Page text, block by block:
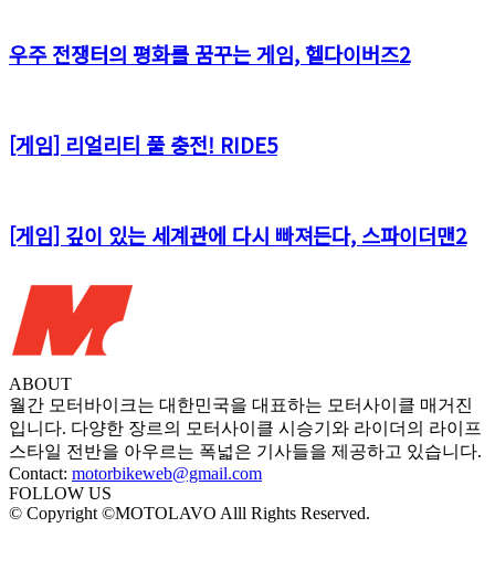
우주 전쟁터의 평화를 꿈꾸는 게임, 헬다이버즈2
[게임] 리얼리티 풀 충전! RIDE5
[게임] 깊이 있는 세계관에 다시 빠져든다, 스파이더맨2
ABOUT
월간 모터바이크는 대한민국을 대표하는 모터사이클 매거진
입니다. 다양한 장르의 모터사이클 시승기와 라이더의 라이프
스타일 전반을 아우르는 폭넓은 기사들을 제공하고 있습니다.
Contact: motorbikeweb@gmail.com
FOLLOW US
© Copyright ©MOTOLAVO Alll Rights Reserved.